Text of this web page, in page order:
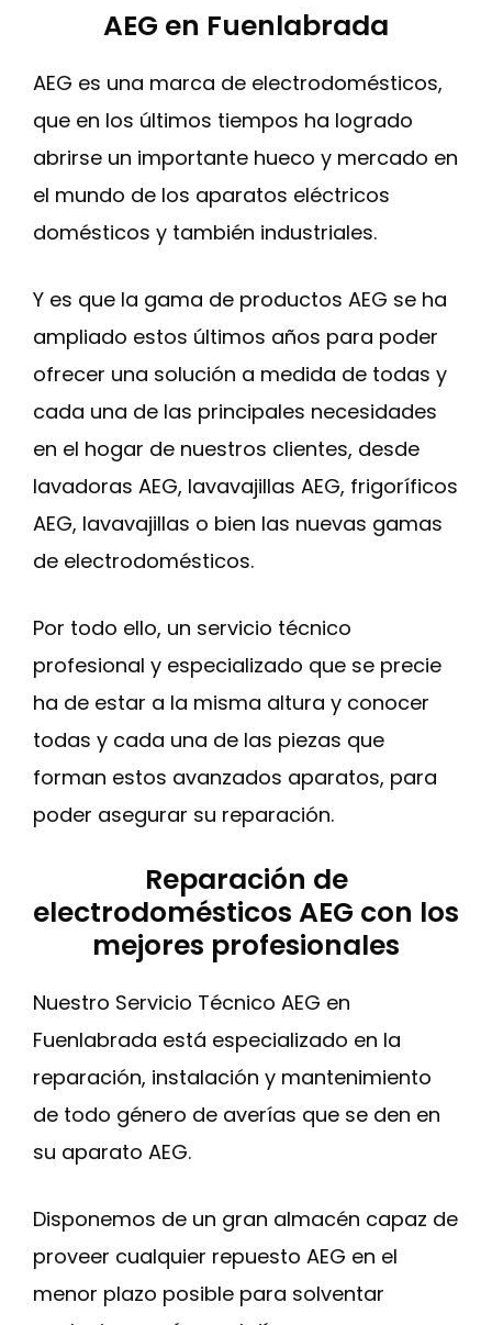
AEG en Fuenlabrada
AEG es una marca de electrodomésticos,
que en los últimos tiempos ha logrado
abrirse un importante hueco y mercado en
el mundo de los aparatos eléctricos
domésticos y también industriales.
Y es que la gama de productos AEG se ha
ampliado estos últimos años para poder
ofrecer una solución a medida de todas y
cada una de las principales necesidades
en el hogar de nuestros clientes, desde
lavadoras AEG, lavavajillas AEG, frigoríficos
AEG, lavavajillas o bien las nuevas gamas
de electrodomésticos.
Por todo ello, un servicio técnico
profesional y especializado que se precie
ha de estar a la misma altura y conocer
todas y cada una de las piezas que
forman estos avanzados aparatos, para
poder asegurar su reparación.
Reparación de
electrodomésticos AEG con los
mejores profesionales
Nuestro Servicio Técnico AEG en
Fuenlabrada está especializado en la
reparación, instalación y mantenimiento
de todo género de averías que se den en
su aparato AEG.
Disponemos de un gran almacén capaz de
proveer cualquier repuesto AEG en el
menor plazo posible para solventar